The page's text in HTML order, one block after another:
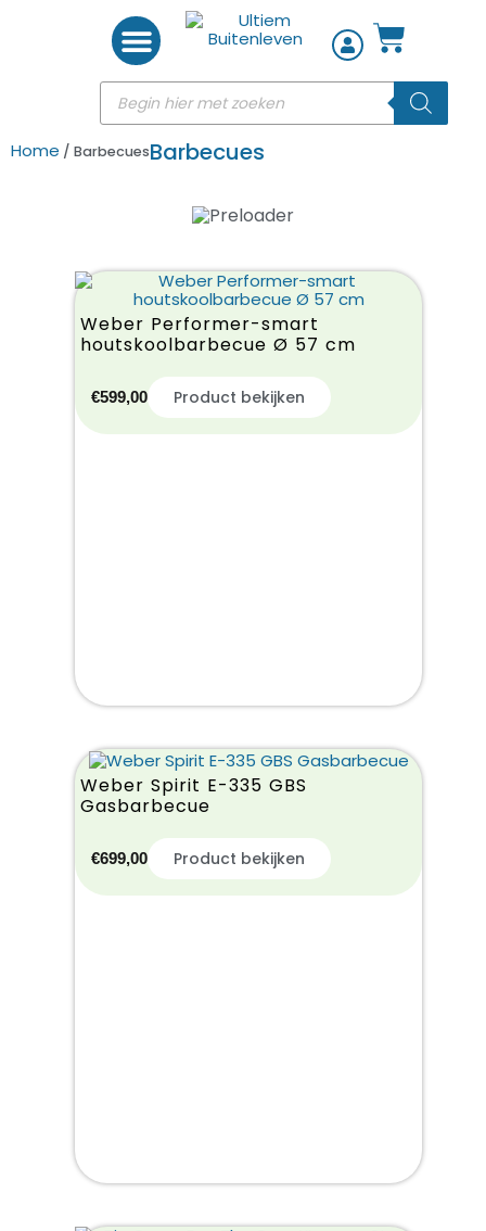
Home / BarbecuesBarbecues
WEBER BARBECUES
Weber Performer-smart
houtskoolbarbecue Ø 57 cm
€599,00 Product bekijken
Weber Spirit E-335 GBS
Gasbarbecue
€699,00 Product bekijken